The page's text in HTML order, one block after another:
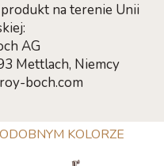
na terenie Unii
AG
Mettlach, Niemcy
boch.com
KOLORZE